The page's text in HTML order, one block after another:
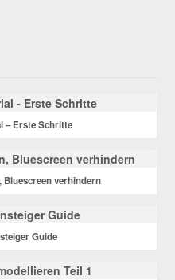
– Erste Schritte
Bluescreen verhindern
Guide